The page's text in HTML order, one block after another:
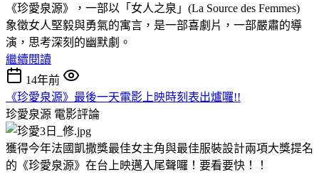
《珍愛泉源》，一部以「女人之泉」(La Source des Femmes)
象徵女人堅毅與勇氣的寓言，是一部喜劇片，一部嚴肅的導
演，思考深刻的幽默劇。
繼續閱讀
14年前
《珍愛泉源》最後一天電影上映時刻表出爐囉!!
珍愛泉源 電影評論
獲得今年法國凱撒獎最佳女主角與最佳服裝設計兩項大獎提名
的《珍愛泉源》在台上映邁入尾聲囉！要看要快！！